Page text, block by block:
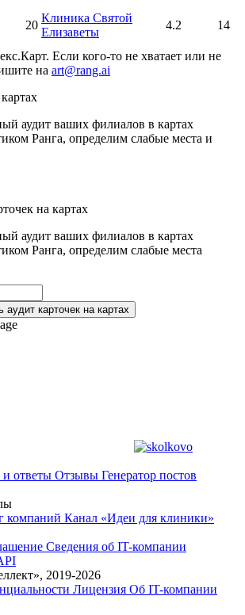
20
Клиника Святой
Елизаветы
4.2 14
Если кого-то не хватает или не
на art@rang.ai
аудит ваших филиалов в картах
Ранга, определим слабые места и
на картах
аудит ваших филиалов в картах
Ранга, определим слабые места
аудит карточек на картах
ответы Отзывы Генератор постов
компаний Канал «Идеи для клиники»
Сведения об IT-компании
2019-2026
Лицензия Об IT-компании